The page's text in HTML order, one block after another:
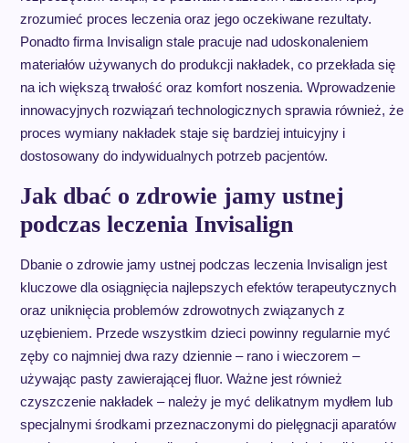
zrozumieć proces leczenia oraz jego oczekiwane rezultaty.
Ponadto firma Invisalign stale pracuje nad udoskonaleniem
materiałów używanych do produkcji nakładek, co przekłada się
na ich większą trwałość oraz komfort noszenia. Wprowadzenie
innowacyjnych rozwiązań technologicznych sprawia również, że
proces wymiany nakładek staje się bardziej intuicyjny i
dostosowany do indywidualnych potrzeb pacjentów.
Jak dbać o zdrowie jamy ustnej
podczas leczenia Invisalign
Dbanie o zdrowie jamy ustnej podczas leczenia Invisalign jest
kluczowe dla osiągnięcia najlepszych efektów terapeutycznych
oraz uniknięcia problemów zdrowotnych związanych z
uzębieniem. Przede wszystkim dzieci powinny regularnie myć
zęby co najmniej dwa razy dziennie – rano i wieczorem –
używając pasty zawierającej fluor. Ważne jest również
czyszczenie nakładek – należy je myć delikatnym mydłem lub
specjalnymi środkami przeznaczonymi do pielęgnacji aparatów